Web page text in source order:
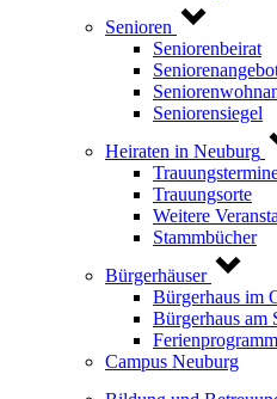
Senioren
Seniorenbeirat
Seniorensiegel
Heiraten in Neuburg
Trauungsorte
Weitere
Stammbücher
Bürgerhäuser
Bürgerhaus im
Bürgerhaus am
Campus Neuburg